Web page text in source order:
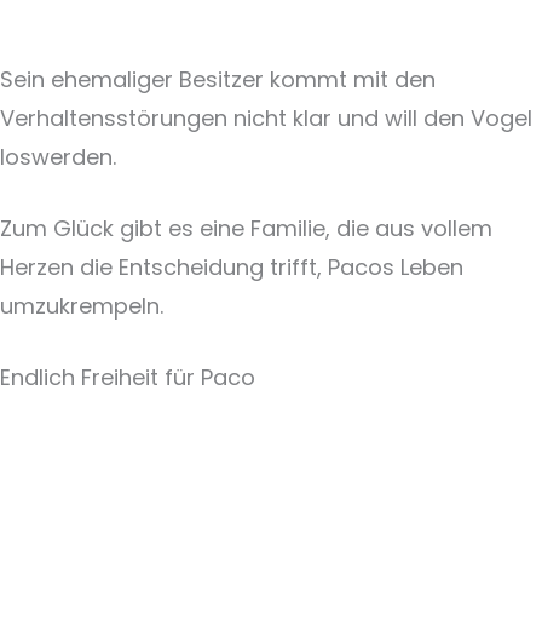
Sein ehemaliger Besitzer kommt mit den
Verhaltensstörungen nicht klar und will den Vogel
loswerden.
Zum Glück gibt es eine Familie, die aus vollem
Herzen die Entscheidung trifft, Pacos Leben
umzukrempeln.
Endlich Freiheit für Paco